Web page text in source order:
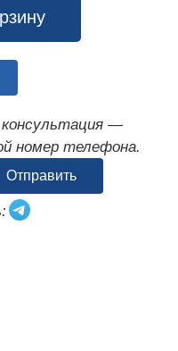
консультация —
номер телефона.
Отправить